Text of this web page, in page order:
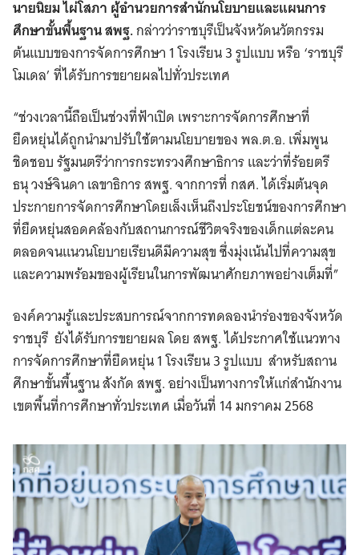
นายนิยม ไผ่โสภา ผู้อำนวยการสำนักนโยบายและแผนการ
ศึกษาขั้นพื้นฐาน สพฐ.กล่าวว่าราชบุรีเป็นจังหวัดนวัตกรรม
ต้นแบบของการจัดการศึกษา 1 โรงเรียน 3 รูปแบบ หรือ ‘ราชบุรี
โมเดล’ ที่ได้รับการขยายผลไปทั่วประเทศ
“ช่วงเวลานี้ถือเป็นช่วงที่ฟ้าเปิด เพราะการจัดการศึกษาที่
ยืดหยุ่นได้ถูกนำมาปรับใช้ตามนโยบายของ พล.ต.อ. เพิ่มพูน
ชิดชอบ รัฐมนตรีว่าการกระทรวงศึกษาธิการ และว่าที่ร้อยตรี
ธนุ วงษ์จินดา เลขาธิการ สพฐ. จากการที่ กสศ. ได้เริ่มต้นจุด
ประกายการจัดการศึกษาโดยเล็งเห็นถึงประโยชน์ของการศึกษา
ที่ยืดหยุ่นสอดคล้องกับสถานการณ์ชีวิตจริงของเด็กแต่ละคน
ตลอดจนแนวนโยบายเรียนดีมีความสุข ซึ่งมุ่งเน้นไปที่ความสุข
และความพร้อมของผู้เรียนในการพัฒนาศักยภาพอย่างเต็มที่”
องค์ความรู้และประสบการณ์จากการทดลองนำร่องของจังหวัด
ราชบุรี ยังได้รับการขยายผล โดย สพฐ. ได้ประกาศใช้แนวทาง
การจัดการศึกษาที่ยืดหยุ่น 1 โรงเรียน 3 รูปแบบ สำหรับสถาน
ศึกษาขั้นพื้นฐาน สังกัด สพฐ. อย่างเป็นทางการให้แก่สำนักงาน
เขตพื้นที่การศึกษาทั่วประเทศ เมื่อวันที่ 14 มกราคม 2568